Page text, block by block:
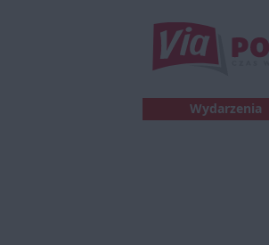
Wydarzenia